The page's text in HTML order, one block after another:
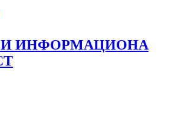
И ИНФОРМАЦИОНА